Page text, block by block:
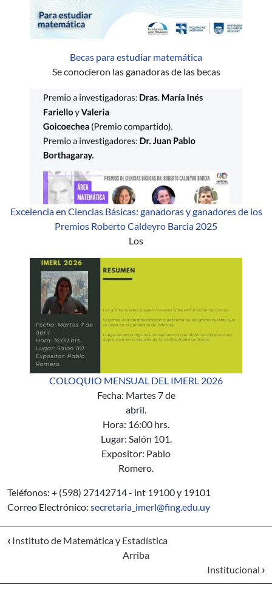
Becas para estudiar matemática
Se conocieron las ganadoras de las becas
Excelencia en Ciencias Básicas: ganadoras y ganadores de los
Premios Roberto Caldeyro Barcia 2025
Los
COLOQUIO MENSUAL DEL IMERL 2026
Fecha: Martes 7 de
abril.
Hora: 16:00 hrs.
Lugar: Salón 101.
Expositor: Pablo
Romero.
Teléfonos: + (598) 27142714 - int 19100 y 19101
Correo Electrónico: secretaria_imerl@fing.edu.uy
‹ Instituto de Matemática y Estadística
Arriba
Institucional ›